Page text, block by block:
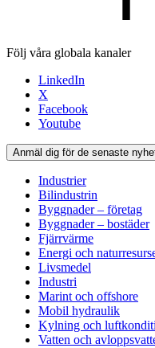
Följ våra globala kanaler
LinkedIn
X
Facebook
Youtube
Anmäl dig för de senaste
Industrier
Bilindustrin
Byggnader – företag
Byggnader – bostäder
Fjärrvärme
Energi och
Livsmedel
Industri
Marint och offshore
Mobil hydraulik
Kylning och
Vatten och